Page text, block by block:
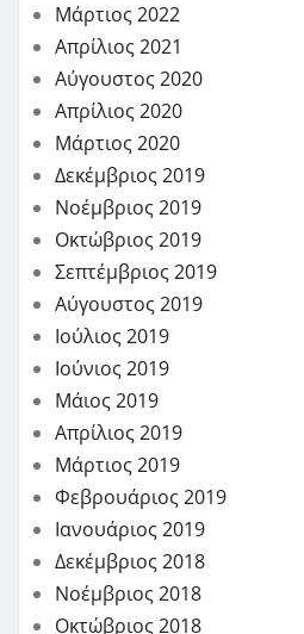
Μάρτιος 2022
Απρίλιος 2021
Αύγουστος 2020
Απρίλιος 2020
Μάρτιος 2020
Δεκέμβριος 2019
Νοέμβριος 2019
Οκτώβριος 2019
Σεπτέμβριος 2019
Αύγουστος 2019
Ιούλιος 2019
Ιούνιος 2019
Μάιος 2019
Απρίλιος 2019
Μάρτιος 2019
Φεβρουάριος 2019
Ιανουάριος 2019
Δεκέμβριος 2018
Νοέμβριος 2018
Οκτώβριος 2018